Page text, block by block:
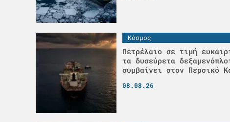
Κόσμος
Πετρέλαιο σε τιμή
τα δυσεύρετα
συμβαίνει στον Περσικό
08.08.26